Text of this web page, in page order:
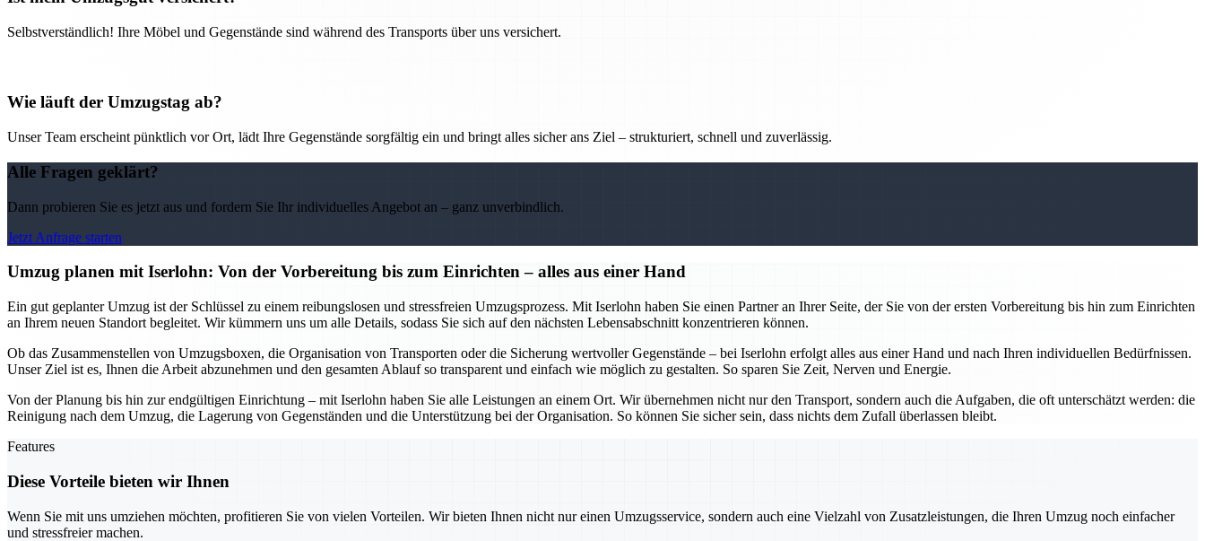
Selbstverständlich! Ihre Möbel und Gegenstände sind während des Transports über uns versichert.
Wie läuft der Umzugstag ab?
Unser Team erscheint pünktlich vor Ort, lädt Ihre Gegenstände sorgfältig ein und bringt alles sicher ans Ziel – strukturiert, schnell und zuverlässig.
Alle Fragen geklärt?
Dann probieren Sie es jetzt aus und fordern Sie Ihr individuelles Angebot an – ganz unverbindlich.
Jetzt Anfrage starten
Umzug planen mit Iserlohn: Von der Vorbereitung bis zum Einrichten – alles aus einer Hand
Ein gut geplanter Umzug ist der Schlüssel zu einem reibungslosen und stressfreien Umzugsprozess. Mit Iserlohn haben Sie einen Partner an Ihrer Seite, der Sie von der ersten Vorbereitung bis hin zum Einrichten
an Ihrem neuen Standort begleitet. Wir kümmern uns um alle Details, sodass Sie sich auf den nächsten Lebensabschnitt konzentrieren können.
Ob das Zusammenstellen von Umzugsboxen, die Organisation von Transporten oder die Sicherung wertvoller Gegenstände – bei Iserlohn erfolgt alles aus einer Hand und nach Ihren individuellen Bedürfnissen.
Unser Ziel ist es, Ihnen die Arbeit abzunehmen und den gesamten Ablauf so transparent und einfach wie möglich zu gestalten. So sparen Sie Zeit, Nerven und Energie.
Von der Planung bis hin zur endgültigen Einrichtung – mit Iserlohn haben Sie alle Leistungen an einem Ort. Wir übernehmen nicht nur den Transport, sondern auch die Aufgaben, die oft unterschätzt werden: die
Reinigung nach dem Umzug, die Lagerung von Gegenständen und die Unterstützung bei der Organisation. So können Sie sicher sein, dass nichts dem Zufall überlassen bleibt.
Features
Diese Vorteile bieten wir Ihnen
Wenn Sie mit uns umziehen möchten, profitieren Sie von vielen Vorteilen. Wir bieten Ihnen nicht nur einen Umzugsservice, sondern auch eine Vielzahl von Zusatzleistungen, die Ihren Umzug noch einfacher
und stressfreier machen.